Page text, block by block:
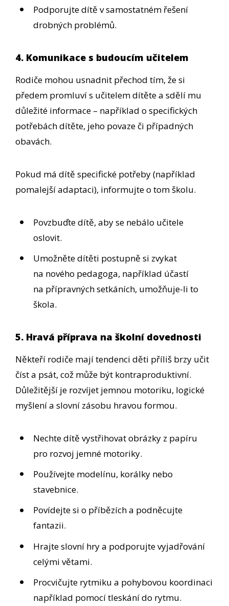
Podporujte dítě v samostatném řešení
drobných problémů.
4. Komunikace s budoucím učitelem
Rodiče mohou usnadnit přechod tím, že si
předem promluví s učitelem dítěte a sdělí mu
důležité informace – například o specifických
potřebách dítěte, jeho povaze či případných
obavách.
Pokud má dítě specifické potřeby (například
pomalejší adaptaci), informujte o tom školu.
Povzbuďte dítě, aby se nebálo učitele
oslovit.
Umožněte dítěti postupně si zvykat
na nového pedagoga, například účastí
na přípravných setkáních, umožňuje-li to
škola.
5. Hravá příprava na školní dovednosti
Někteří rodiče mají tendenci děti příliš brzy učit
číst a psát, což může být kontraproduktivní.
Důležitější je rozvíjet jemnou motoriku, logické
myšlení a slovní zásobu hravou formou.
Nechte dítě vystřihovat obrázky z papíru
pro rozvoj jemné motoriky.
Používejte modelínu, korálky nebo
stavebnice.
Povídejte si o příbězích a podněcujte
fantazii.
Hrajte slovní hry a podporujte vyjadřování
celými větami.
Procvičujte rytmiku a pohybovou koordinaci
například pomocí tleskání do rytmu.